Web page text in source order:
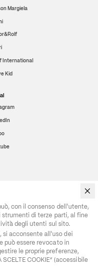
Margiela
International
Kid
con il consenso dell'utente,
di terze parti, al fine
degli utenti sul sito.
si acconsente all'uso dei
può essere revocato in
le proprie preferenze,
COOKIE” (accessibile